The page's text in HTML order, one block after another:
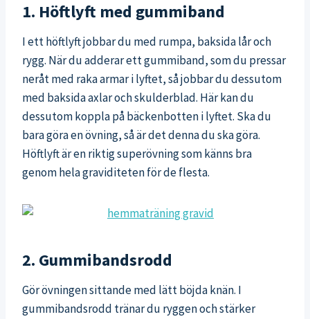
1. Höftlyft med gummiband
I ett höftlyft jobbar du med rumpa, baksida lår och
rygg. När du adderar ett gummiband, som du pressar
neråt med raka armar i lyftet, så jobbar du dessutom
med baksida axlar och skulderblad. Här kan du
dessutom koppla på bäckenbotten i lyftet. Ska du
bara göra en övning, så är det denna du ska göra.
Höftlyft är en riktig superövning som känns bra
genom hela graviditeten för de flesta.
2. Gummibandsrodd
Gör övningen sittande med lätt böjda knän. I
gummibandsrodd tränar du ryggen och stärker